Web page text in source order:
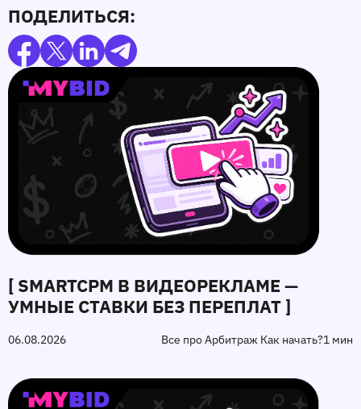
ПОДЕЛИТЬСЯ:
[ SMARTCPM В ВИДЕОРЕКЛАМЕ —
УМНЫЕ СТАВКИ БЕЗ ПЕРЕПЛАТ ]
06.08.2026 Все про Арбитраж Как начать?1 мин